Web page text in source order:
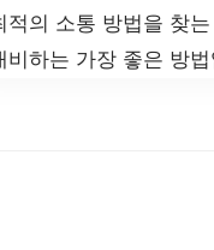
적의 소통 방법을 찾
비하는 가장 좋은 방